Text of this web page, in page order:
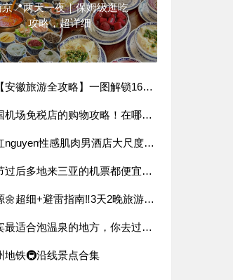
📍两天一夜｜保姆级逛吃
攻略，超详细
徽旅游全攻略】一图解锁16城必玩景点
场免税店的购物攻略！在哪个机场买东西最划算？
性感肌肉男酒店大尺度写真,无法阻挡的男性荷尔蒙
过后多地来三亚的机票都便宜啦！
超细+避雷指南‼️3天2晚旅游攻略（景点
适合泡温泉的地方，你去过几个？
地铁🚇沿线景点合集